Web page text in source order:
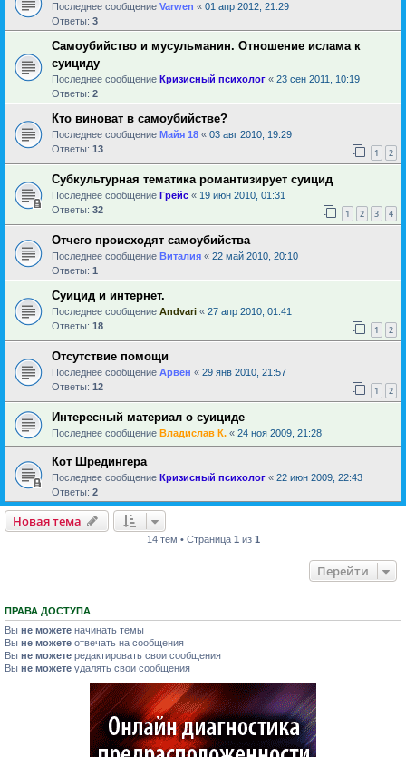
Последнее сообщение Varwen « 01 апр 2012, 21:29
Ответы: 3
Самоубийство и мусульманин. Отношение ислама к
суициду
Последнее сообщение Кризисный психолог « 23 сен 2011, 10:19
Ответы: 2
Кто виноват в самоубийстве?
Последнее сообщение Майя 18 « 03 авг 2010, 19:29
Ответы: 13 1 2
Субкультурная тематика романтизирует суицид
Последнее сообщение Грейс « 19 июн 2010, 01:31
Ответы: 32 1 2 3 4
Отчего происходят самоубийства
Последнее сообщение Виталия « 22 май 2010, 20:10
Ответы: 1
Суицид и интернет.
Последнее сообщение Andvari « 27 апр 2010, 01:41
Ответы: 18 1 2
Отсутствие помощи
Последнее сообщение Арвен « 29 янв 2010, 21:57
Ответы: 12 1 2
Интересный материал о суициде
Последнее сообщение Владислав К. « 24 ноя 2009, 21:28
Кот Шредингера
Последнее сообщение Кризисный психолог « 22 июн 2009, 22:43
Ответы: 2
Новая тема
14 тем • Страница 1 из 1
Перейти
ПРАВА ДОСТУПА
Вы не можете начинать темы
Вы не можете отвечать на сообщения
Вы не можете редактировать свои сообщения
Вы не можете удалять свои сообщения